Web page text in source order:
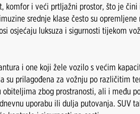
komfor i veći prtljažni prostor, što je
srednje klase često su
osjećaju luksuza i sigurnosti tijekom
i one koji žele vozilo s većim
su prilagođena za vožnju po različitim
obiteljima zbog prostranosti, ali i među
uporabu ili dulja putovanja. SUV